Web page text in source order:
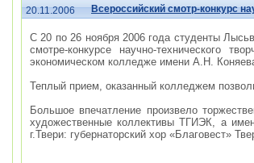
20.11.2006 Всероссийский смотр-конкурс
С 20 по 26 ноября 2006 года студенты
смотре-конкурсе научно-технического
экономическом колледже имени А.Н.
Теплый прием, оказанный колледжем
Большое впечатление произвело
художественные коллективы ТГИЭК, а
г.Твери: губернаторский хор «Благовест»